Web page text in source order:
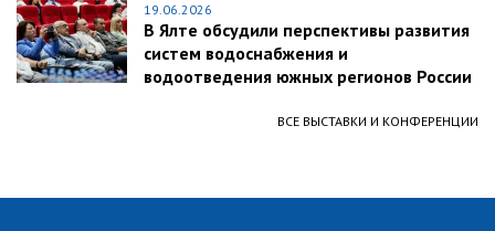
19.06.2026
В Ялте обсудили перспективы развития
систем водоснабжения и
водоотведения южных регионов России
ВСЕ ВЫСТАВКИ И КОНФЕРЕНЦИИ